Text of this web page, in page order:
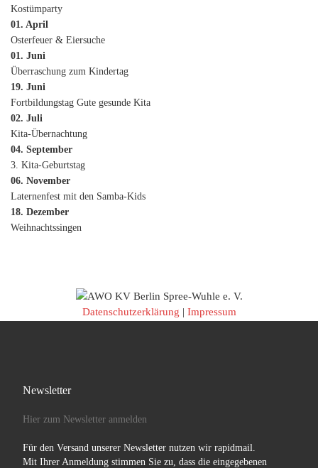
Kostümparty
01. April
Osterfeuer & Eiersuche
01. Juni
Überraschung zum Kindertag
19. Juni
Fortbildungstag Gute gesunde Kita
02. Juli
Kita-Übernachtung
04. September
3. Kita-Geburtstag
06. November
Laternenfest mit den Samba-Kids
18. Dezember
Weihnachtssingen
Datenschutzerklärung | Impressum
Newsletter
Hier zum Newsletter anmelden
Für den Versand unserer Newsletter nutzen wir rapidmail.
Mit Ihrer Anmeldung stimmen Sie zu, dass die eingegebenen